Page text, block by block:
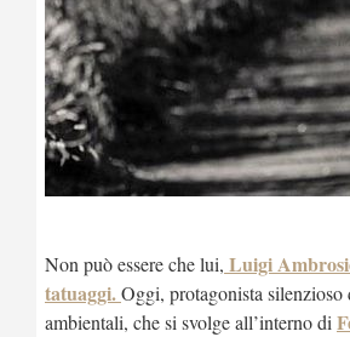
Non può essere che lui, Luigi
tatuaggi.Oggi, protagonista silenzioso
ambientali, che si svolge all’interno di